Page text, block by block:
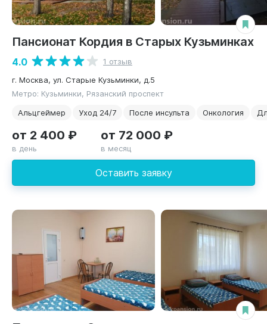
Пансионат Кордия в Старых Кузьминках
4.0
1 отзыв
г. Москва, ул. Старые Кузьминки, д.5
Метро: Кузьминки, Рязанский проспект
Альцгеймер
Уход 24/7 После инсульта Онкология
Оставить заявку
от 2 400 ₽
в день
от 72 000 ₽
в месяц